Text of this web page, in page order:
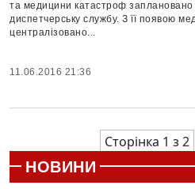
та медицини катастроф
диспетчерську службу. З її появою
централізовано...
11.06.2016 21:36
Сторінка 1 з 2
НОВИНИ